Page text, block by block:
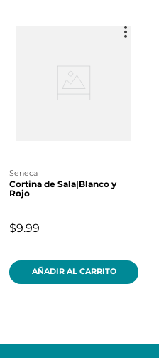
seneca
Cortina de Sala|Blanco y
Rojo
$9.99
AÑADIR AL CARRITO